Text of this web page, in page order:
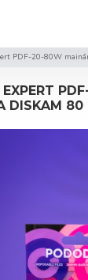
PDF-20-80W
EXPERT
DISKAM 80